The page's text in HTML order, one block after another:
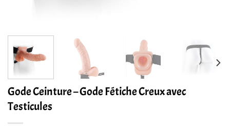
Gode Ceinture – Gode Fétiche Creux avec
Testicules